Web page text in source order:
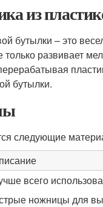
из
бутылки – это
только развивает
бутылки.
следующие
всего
ножницы для